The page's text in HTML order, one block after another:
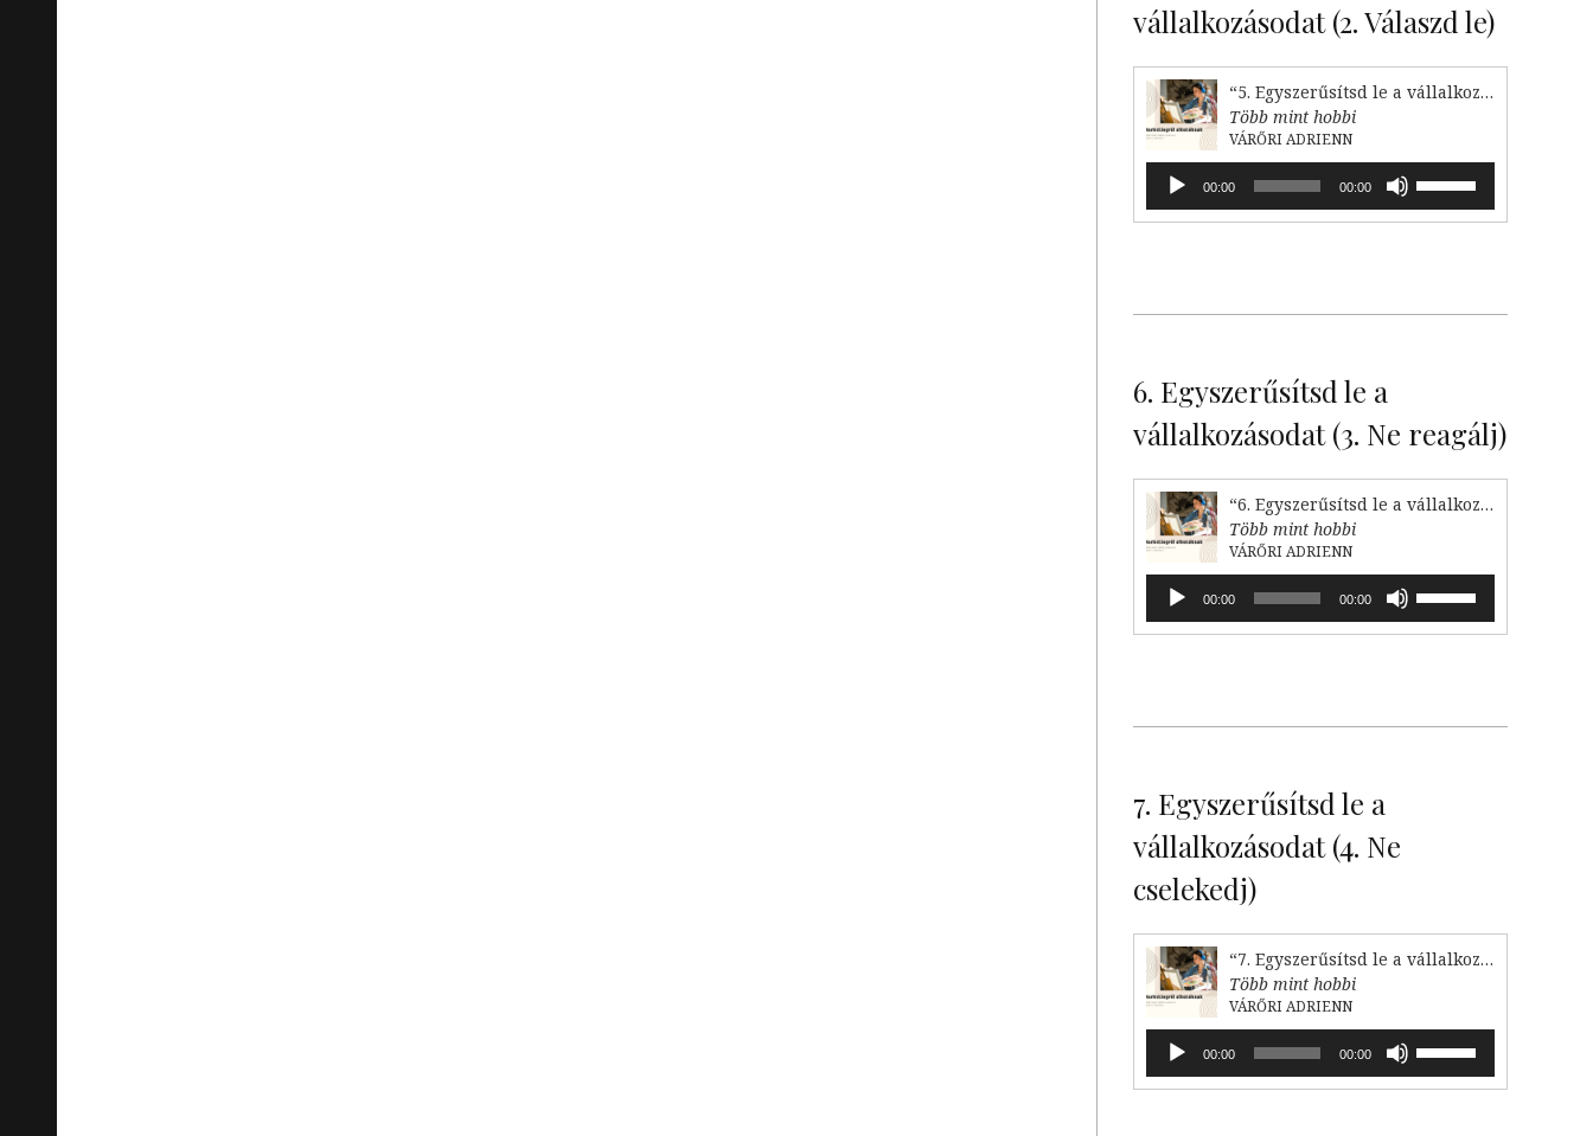
vállalkozásodat (2. Válaszd le)
“5. Egyszerűsítsd le a vállalkozásodat! (2. Válaszd le)”
Több mint hobbi
VÁRŐRI ADRIENN
Audió
lejátszó00:00 00:00
hangerő
növeléséhez,
Fel/Le
6. Egyszerűsítsd le a
vállalkozásodat (3. Ne reagálj)
“6. Egyszerűsítsd le a vállalkozásodat (3. Ne reagálj)”
Több mint hobbi
VÁRŐRI ADRIENN
Audió
lejátszó00:00 00:00
hangerő
növeléséhez,
Fel/Le
7. Egyszerűsítsd le a
vállalkozásodat (4. Ne
cselekedj)
“7. Egyszerűsítsd le a vállalkozásodat (4. Ne cselekedj)”
Több mint hobbi
VÁRŐRI ADRIENN
Audió
lejátszó00:00 00:00
hangerő
növeléséhez,